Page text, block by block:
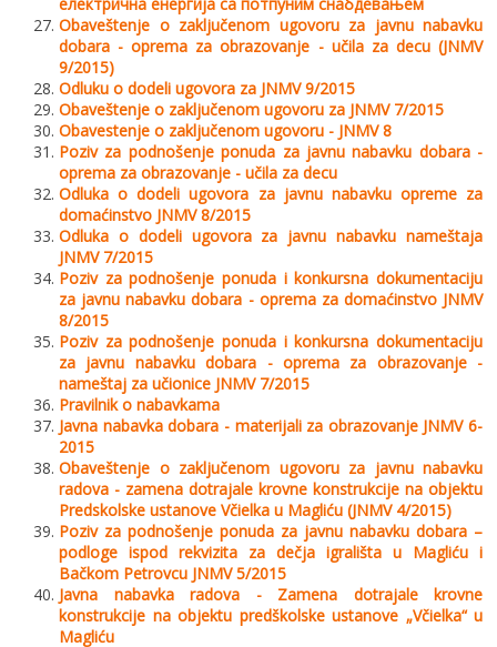
Obaveštenje o zaključenom ugovoru za javnu nabavku
dobara - oprema za obrazovanje - učila za decu (JNMV
9/2015)
Odluku o dodeli ugovora za JNMV 9/2015
Obaveštenje o zaključenom ugovoru za JNMV 7/2015
Obavestenje o zaključenom ugovoru - JNMV 8
Poziv za podnošenje ponuda za javnu nabavku dobara -
oprema za obrazovanje - učila za decu
Odluka o dodeli ugovora za javnu nabavku opreme za
domaćinstvo JNMV 8/2015
Odluka o dodeli ugovora za javnu nabavku nameštaja
JNMV 7/2015
Poziv za podnošenje ponuda i konkursna dokumentaciju
za javnu nabavku dobara - oprema za domaćinstvo JNMV
8/2015
Poziv za podnošenje ponuda i konkursna dokumentaciju
za javnu nabavku dobara - oprema za obrazovanje -
nameštaj za učionice JNMV 7/2015
Pravilnik o nabavkama
Javna nabavka dobara - materijali za obrazovanje JNMV 6-
2015
Obaveštenje o zaključenom ugovoru za javnu nabavku
radova - zamena dotrajale krovne konstrukcije na objektu
Predskolske ustanove Včielka u Magliću (JNMV 4/2015)
Poziv za podnošenje ponuda za javnu nabavku dobara –
podloge ispod rekvizita za dečja igrališta u Magliću i
Bačkom Petrovcu JNMV 5/2015
Javna nabavka radova - Zamena dotrajale krovne
konstrukcije na objektu predškolske ustanove „Včielka“ u
Magliću